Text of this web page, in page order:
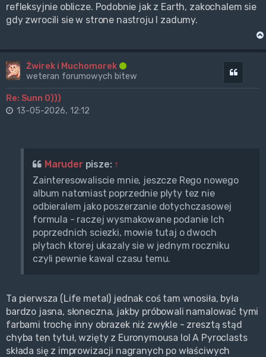
refleksyjnie oblicze. Podobnie jak z Earth, zakochalem sie
gdy zwrocili sie w strone nastroju I zadumy.
Żwirek i Muchomorek
weteran forumowych bitew
Re: Sunn O)))
13-05-2026, 12:12
Maruderpisze: ↑
Zainteresowaliscie mnie, jeszcze Rego nowego
album natomiast poprzednie plyty tez nie
odbieralem jako poszerzanie dotychczasowej
formula - raczej wysmakowane podanie Ich
poprzednich sciezki, mowie tutaj o dwoch
plytach ktorej ukazaly sie w jednym roczniku
czyli pewnie kawal czasu temu.
Ta pierwsza (Life metal) jednak coś tam wnosiła, była
bardzo jasna, słoneczna, jakby próbowali namalować tymi
farbami trochę inny obrazek niż zwykle - zresztą stąd
chyba ten tytuł, wzięty z Euronymousa lol A Pyroclasts
składa się z improwizacji nagranych po właściwych